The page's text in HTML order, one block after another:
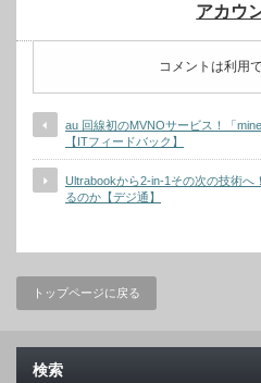
アカウ
コメントは利用
au 回線初のMVNOサービス！「
【ITフィードバック】
Ultrabookから2-in-1その次の技術へ
るのか【デジ通】
トップページに戻る
検索